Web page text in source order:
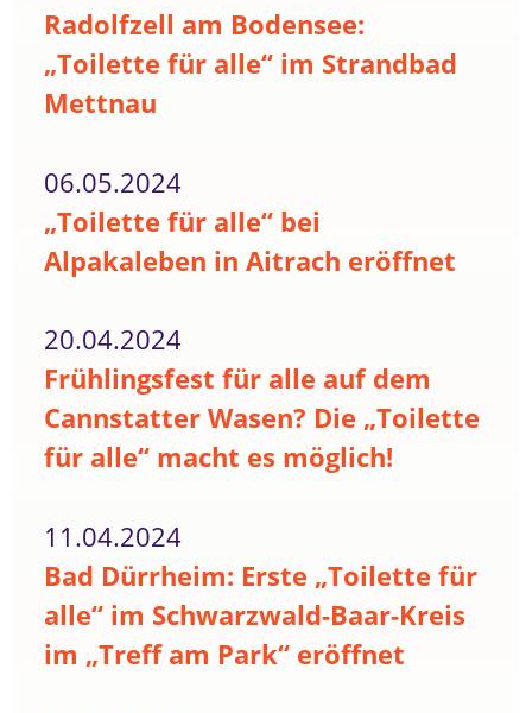
Radolfzell am Bodensee:
„Toilette für alle“ im Strandbad
Mettnau
06.05.2024
„Toilette für alle“ bei
Alpakaleben in Aitrach eröffnet
20.04.2024
Frühlingsfest für alle auf dem
Cannstatter Wasen? Die „Toilette
für alle“ macht es möglich!
11.04.2024
Bad Dürrheim: Erste „Toilette für
alle“ im Schwarzwald-Baar-Kreis
im „Treff am Park“ eröffnet